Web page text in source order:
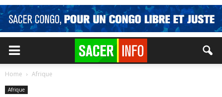
Home Afrique
Afrique